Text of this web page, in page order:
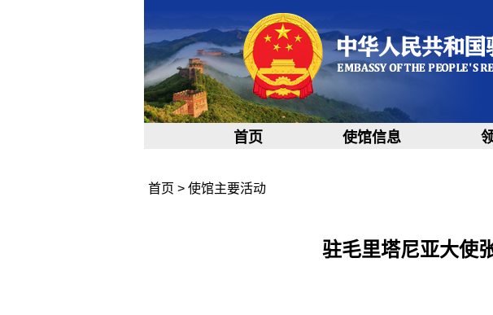
首页 使馆信息
首页 > 使馆主要活动
驻毛里塔尼亚大使